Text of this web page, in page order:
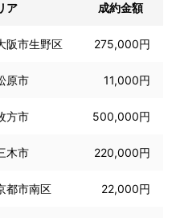
ア 成約金額
阪市生野区 275,000円
原市 11,000円
方市 500,000円
木市 220,000円
都市南区 22,000円